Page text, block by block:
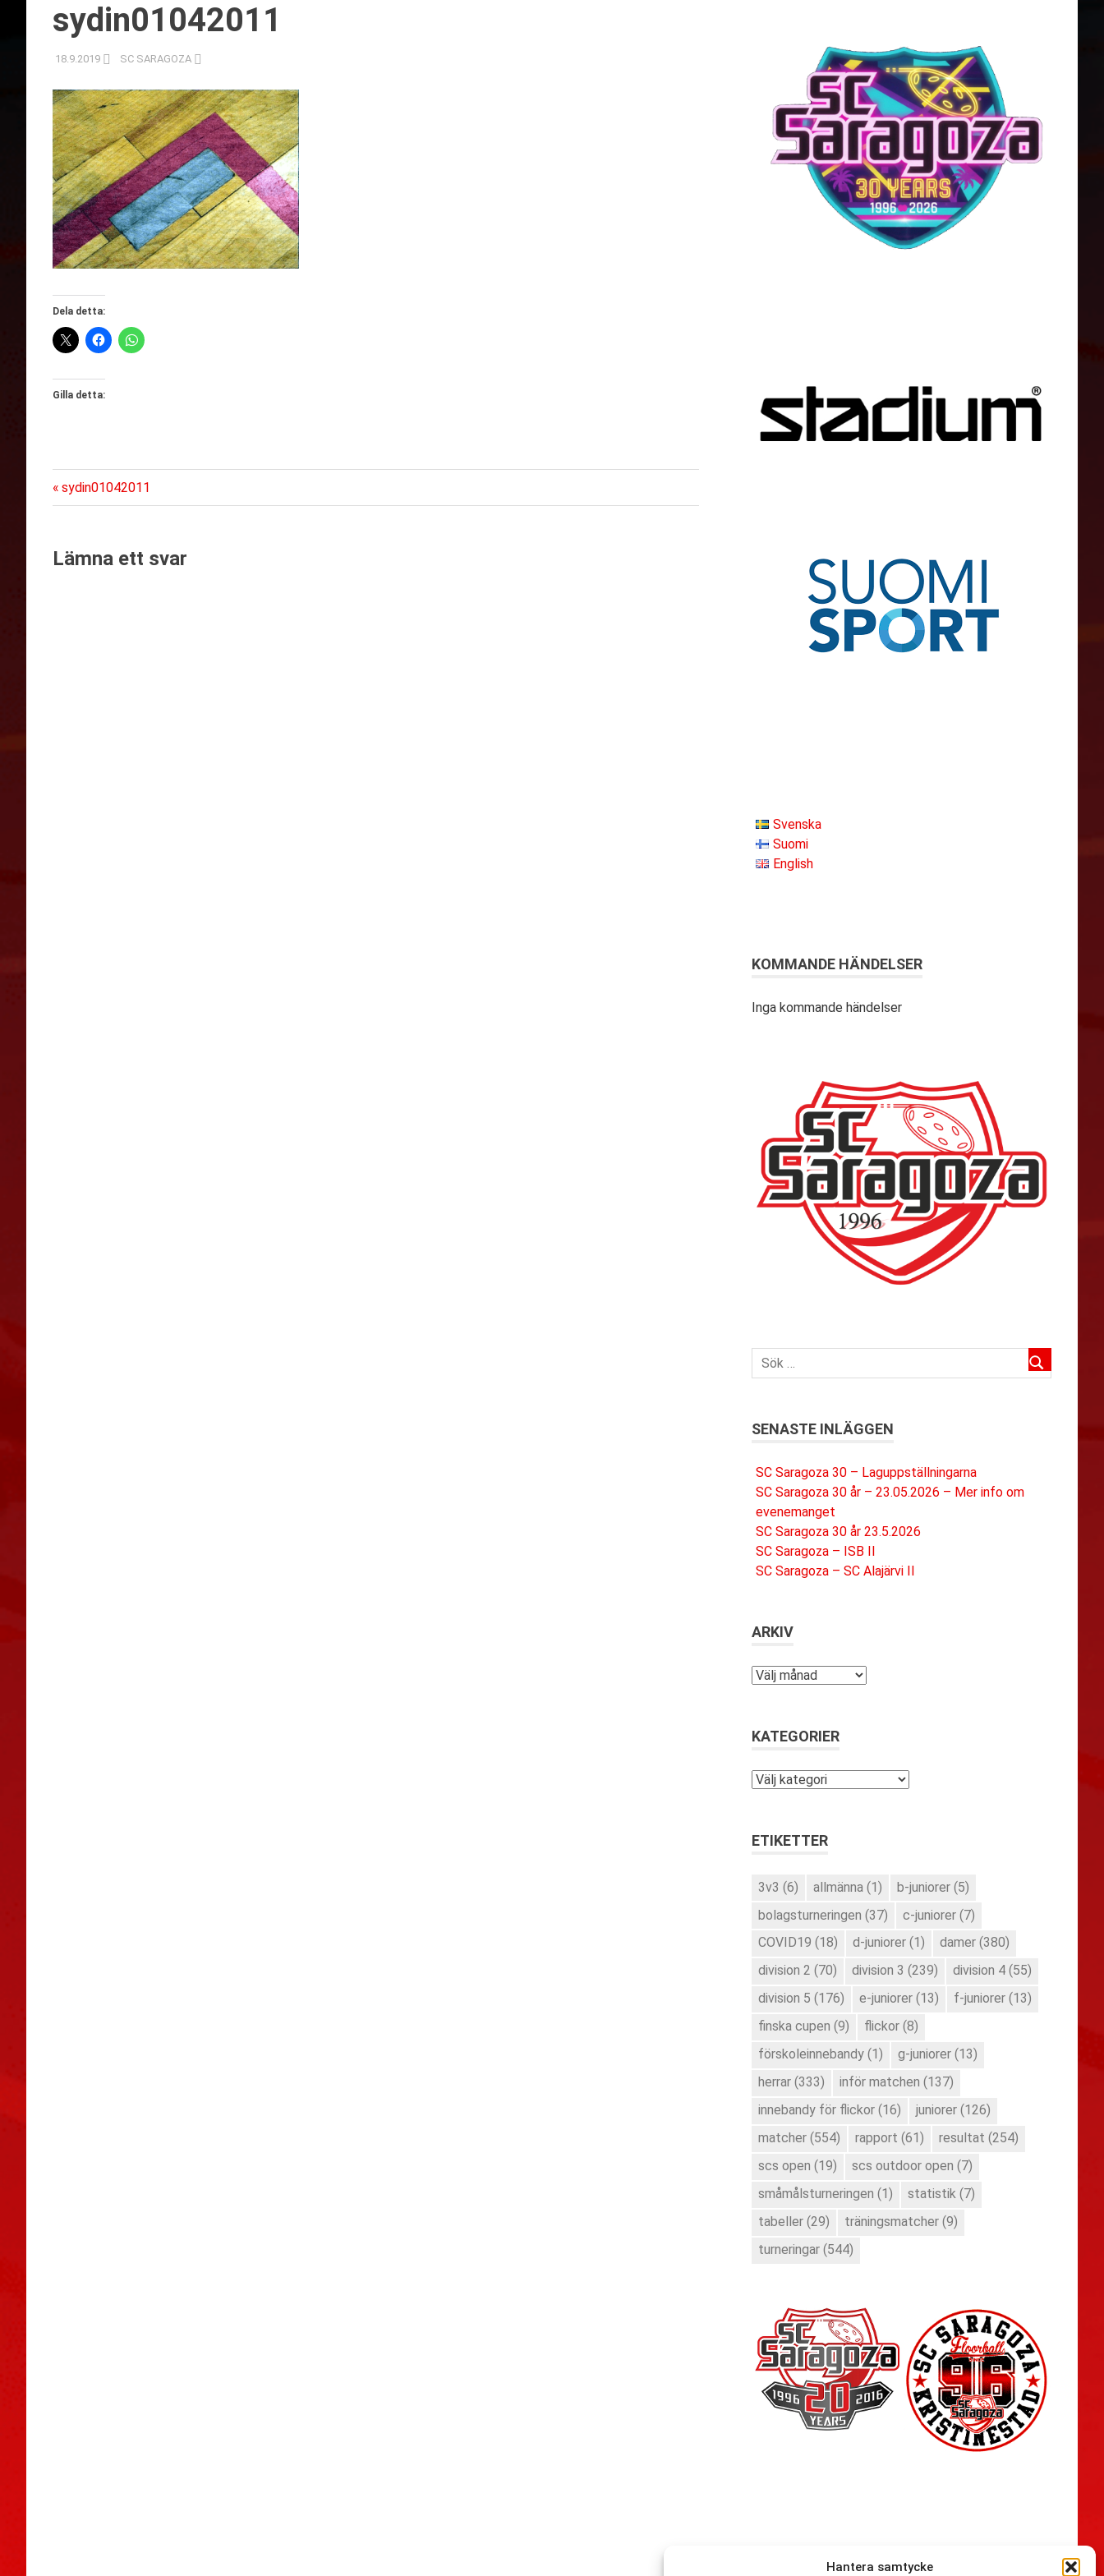
Hantera samtycke
sydin01042011
18.9.2019 SC SARAGOZA
Dela detta:
Gilla detta:
Inläggsnavigering
Föregående
inlägg:
sydin01042011
Lämna ett svar
Svenska
Suomi
English
KOMMANDE HÄNDELSER
Inga kommande händelser
SENASTE INLÄGGEN
SC Saragoza 30 – Laguppställningarna
SC Saragoza 30 år – 23.05.2026 – Mer info om
evenemanget
SC Saragoza 30 år 23.5.2026
SC Saragoza – ISB II
SC Saragoza – SC Alajärvi II
ARKIV
Arkiv
KATEGORIER
Kategorier
ETIKETTER
3v3 (6) allmänna (1) b-juniorer (5)
bolagsturneringen (37) c-juniorer (7)
COVID19 (18) d-juniorer (1) damer (380)
division 2 (70) division 3 (239) division 4 (55)
division 5 (176) e-juniorer (13) f-juniorer (13)
finska cupen (9) flickor (8)
förskoleinnebandy (1) g-juniorer (13)
herrar (333) inför matchen (137)
innebandy för flickor (16) juniorer (126)
matcher (554) rapport (61) resultat (254)
scs open (19) scs outdoor open (7)
småmålsturneringen (1) statistik (7)
tabeller (29) träningsmatcher (9)
turneringar (544)